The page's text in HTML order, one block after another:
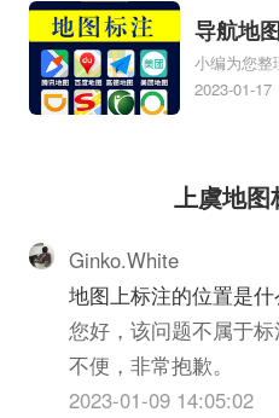
正文！
导航地
定位企
小编为您整
人地图标注
吗、地图如
2023-01-17
上虞地图
Ginko.White
地图上标注的位置是
您好，该问题不属于
不便，非常抱歉。
2023-01-09 14:05:02